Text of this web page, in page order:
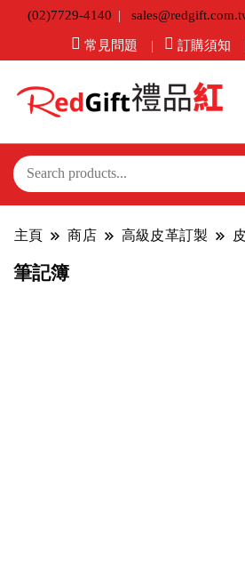
(02)7729-4140
常見問題 訂購須知
主頁 商店 高級皮革訂製
筆記簿